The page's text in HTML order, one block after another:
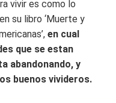
vivir es como lo
su libro ‘Muerte y
en cual
que se estan
abandonando, y
buenos vivideros.